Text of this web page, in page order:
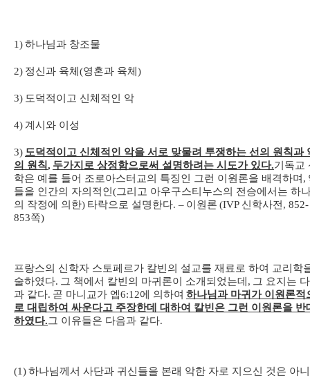
1)하나님과 창조물
2) 정신과 육체 (영혼과 육체 )
3) 도덕적이고 신체적인 악
4) 계시와 이성
3) 도덕적이고 신체적인 악을 서로 맞물려 투쟁하는 선의 원칙과
의 원칙, 두가지로 상정함으로써 설명하려는 시도가 있다.기독교
학은 예를 들어 조로아스터교의 특징인 그런 이원론을 배격하며 ,
들을 인간의 자의적인 (그리고 아우구스티누스의 전승에서는 하
의 작정에 의한) 타락으로 설명한다. – 이원론 (IVP 신학사전 , 852-
853쪽)
프랑스의 신학자 스토페르가 칼빈의 설교를 재료로 하여 교리학
술하였다. 그 책에서 칼빈의 마귀론이 소개되었는데 , 그 요지는
과 같다. 곧 마니교가 엡6:12에 의하여 하나님과 마귀가 이원론적
로 대립하여 싸운다고 주장한데 대하여 칼빈은 그런 이원론을 반
하였다.그 이유들은 다음과 같다.
(1)하나님께서 사단과 귀신들을 본래 악한 자로 지으신 것은 아